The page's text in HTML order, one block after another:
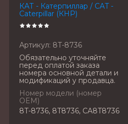
КАТ - Катерпиллар / CAT -
Caterpillar (КНР)
Артикул: 8T-8736
Обязательно уточняйте
перед оплатой заказа
номера основной детали и
модификаций у продавца.
Номер модели (номер
OEM)
8T-8736, 8T8736, CA8T8736